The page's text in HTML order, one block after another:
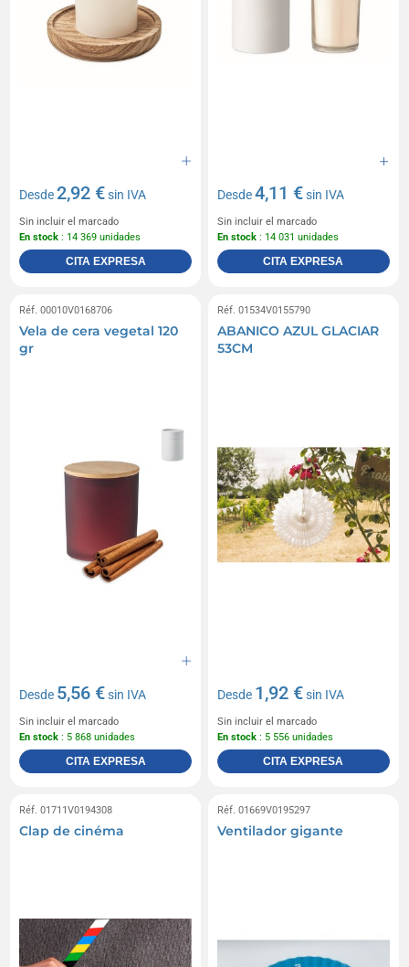
Desde2,92 €sin IVA
Sin incluir el marcado
En stock : 14 369 unidades
CITA EXPRESA
Desde4,11 €sin IVA
Sin incluir el marcado
En stock : 14 031 unidades
CITA EXPRESA
Réf. 00010V0168706
Vela de cera vegetal 120
gr
Desde 5,56 €sin IVA
Sin incluir el marcado
En stock : 5 868 unidades
CITA EXPRESA
Réf. 01534V0155790
ABANICO AZUL GLACIAR
53CM
Desde 1,92 €sin IVA
Sin incluir el marcado
En stock : 5 556 unidades
CITA EXPRESA
Réf. 01711V0194308
Clap de cinéma
Réf. 01669V0195297
Ventilador gigante